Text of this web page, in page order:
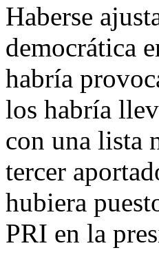
Haberse
democrática
habría
los habría
con una lista
tercer
hubiera
PRI en la